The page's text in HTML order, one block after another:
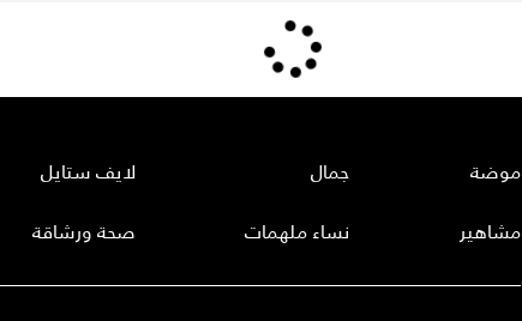
موضة
مشاهير
جمال
نساء ملهمات
لايف ستايل
صحة ورشاقة